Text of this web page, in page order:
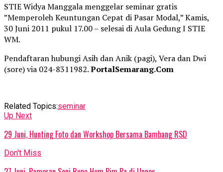
STIE Widya Manggala menggelar seminar gratis
”Memperoleh Keuntungan Cepat di Pasar Modal,” Kamis,
30 Juni 2011 pukul 17.00 – selesai di Aula Gedung I STIE
WM.
Pendaftaran hubungi Asih dan Anik (pagi), Vera dan Dwi
(sore) via 024-8311982.PortalSemarang.Com
Related Topics:seminar
Up Next
29 Juni, Hunting Foto dan Workshop Bersama Bambang RSD
Don't Miss